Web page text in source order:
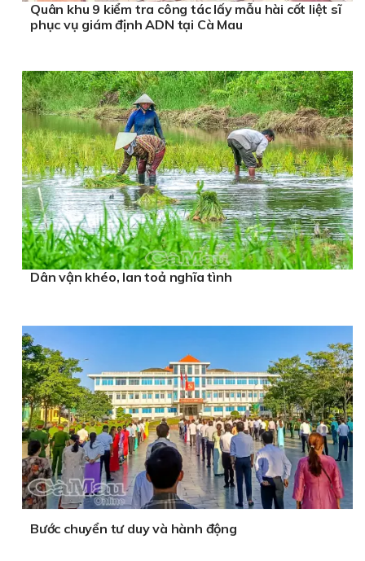
Quân khu 9 kiểm tra công tác lấy mẫu hài cốt liệt sĩ
phục vụ giám định ADN tại Cà Mau
Dân vận khéo, lan toả nghĩa tình
Bước chuyển tư duy và hành động